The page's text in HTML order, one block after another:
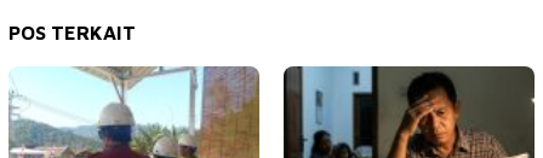
POS TERKAIT